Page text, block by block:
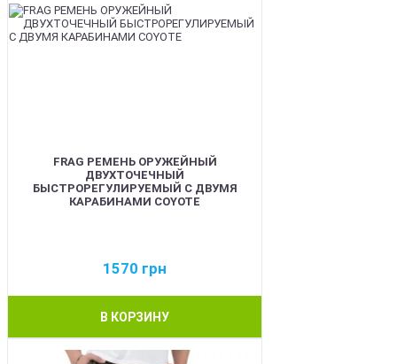
FRAG РЕМЕНЬ ОРУЖЕЙНЫЙ
ДВУХТОЧЕЧНЫЙ
БЫСТРОРЕГУЛИРУЕМЫЙ С ДВУМЯ
КАРАБИНАМИ COYOTE
1570 грн
В КОРЗИНУ